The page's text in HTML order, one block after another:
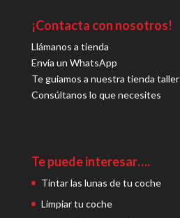
¡Contacta con nosotros!
Llámanos a tienda
Envía un WhatsApp
Te guiamos a nuestra tienda taller
Consúltanos lo que necesites
Te puede interesar….
Tintar las lunas de tu coche
Limpiar tu coche